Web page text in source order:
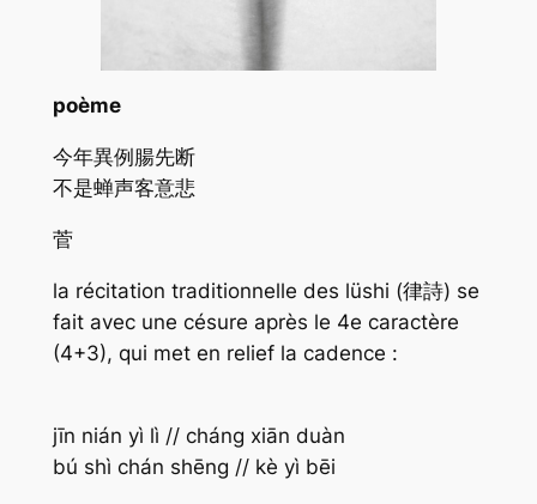
poème
今年異例腸先断
不是蝉声客意悲
菅
la récitation traditionnelle des lüshi (律詩) se
fait avec une césure après le 4e caractère
(4+3), qui met en relief la cadence :
jīn nián yì lì // cháng xiān duàn
bú shì chán shēng // kè yì bēi